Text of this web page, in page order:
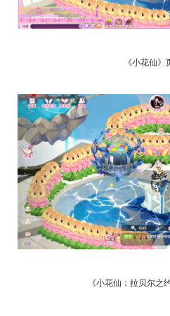
《小花仙》
《小花仙：拉贝尔之